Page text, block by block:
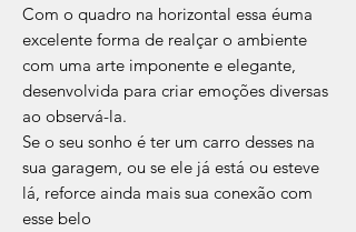
Com o quadro na horizontal essa éuma
excelente forma de realçar o ambiente
com uma arte imponente e elegante,
desenvolvida para criar emoções diversas
ao observá-la.
Se o seu sonho é ter um carro desses na
sua garagem, ou se ele já está ou esteve
lá, reforce ainda mais sua conexão com
esse belo